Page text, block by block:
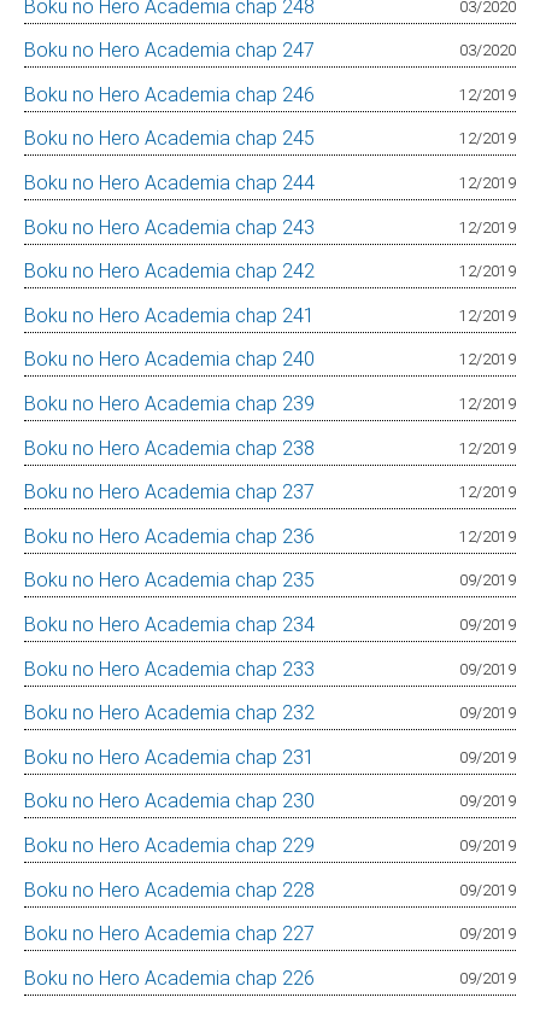
Boku no Hero Academia chap 248 03/2020
Boku no Hero Academia chap 247 03/2020
Boku no Hero Academia chap 246 12/2019
Boku no Hero Academia chap 245 12/2019
Boku no Hero Academia chap 244 12/2019
Boku no Hero Academia chap 243 12/2019
Boku no Hero Academia chap 242 12/2019
Boku no Hero Academia chap 241 12/2019
Boku no Hero Academia chap 240 12/2019
Boku no Hero Academia chap 239 12/2019
Boku no Hero Academia chap 238 12/2019
Boku no Hero Academia chap 237 12/2019
Boku no Hero Academia chap 236 12/2019
Boku no Hero Academia chap 235 09/2019
Boku no Hero Academia chap 234 09/2019
Boku no Hero Academia chap 233 09/2019
Boku no Hero Academia chap 232 09/2019
Boku no Hero Academia chap 231 09/2019
Boku no Hero Academia chap 230 09/2019
Boku no Hero Academia chap 229 09/2019
Boku no Hero Academia chap 228 09/2019
Boku no Hero Academia chap 227 09/2019
Boku no Hero Academia chap 226 09/2019